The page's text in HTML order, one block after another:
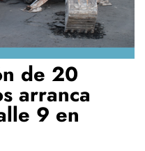
de 20
arranca
9 en